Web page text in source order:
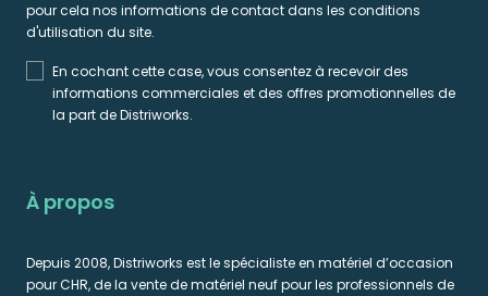
pour cela nos informations de contact dans les conditions
d'utilisation du site.
En cochant cette case, vous consentez à recevoir des
informations commerciales et des offres promotionnelles de
la part de Distriworks.
À propos
Depuis 2008, Distriworks est le spécialiste en matériel d’occasion
pour CHR, de la vente de matériel neuf pour les professionnels de